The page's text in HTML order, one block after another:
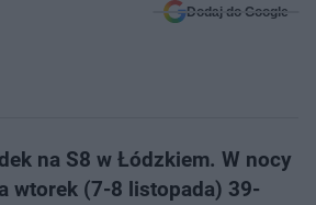
Dodaj do Google
na S8 w Łódzkiem. W nocy
wtorek (7-8 listopada) 39-